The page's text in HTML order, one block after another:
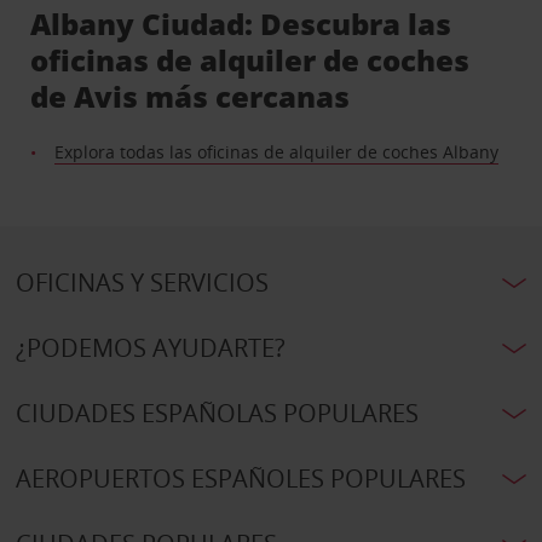
Albany Ciudad: Descubra las
oficinas de alquiler de coches
de Avis más cercanas
Explora todas las oficinas de alquiler de coches Albany
OFICINAS Y SERVICIOS
¿PODEMOS AYUDARTE?
CIUDADES ESPAÑOLAS POPULARES
AEROPUERTOS ESPAÑOLES POPULARES